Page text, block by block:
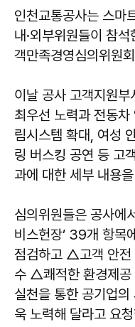
인천교통공사는 스마
내·외부위원들이 참
객만족경영심의위원
이날 공사 고객지원
최우선 노력과 전동
림시스템 확대, 여성
링 버스킹 공연 등 고
과에 대한 세부 내용
심의위원들은 공사에
비스헌장’ 39개 항목
점검하고 △고객 안
수 △쾌적한 환경제
실천을 통한 공기업
욱 노력해 달라고 요